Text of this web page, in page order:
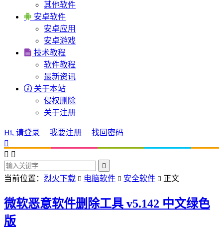
其他软件
 安卓软件
安卓应用
安卓游戏
 技术教程
软件教程
最新资讯
 关于本站
侵权删除
关于注册
Hi, 请登录 我要注册
找回密码

 

当前位置： 烈火下载  电脑软件  安全软件  正文
微软恶意软件删除工具 v5.142 中文绿色
版